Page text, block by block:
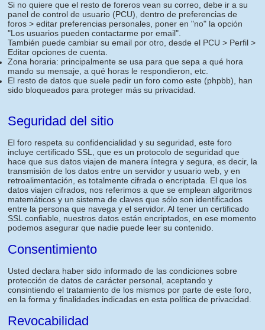
Si no quiere que el resto de foreros vean su correo, debe ir a su
panel de control de usuario (PCU), dentro de preferencias de
foros > editar preferencias personales, poner en "no" la opción
"Los usuarios pueden contactarme por email".
También puede cambiar su email por otro, desde el PCU > Perfil >
Editar opciones de cuenta.
Zona horaria: principalmente se usa para que sepa a qué hora
mando su mensaje, a qué horas le respondieron, etc.
El resto de datos que suele pedir un foro como este (phpbb), han
sido bloqueados para proteger más su privacidad.
Seguridad del sitio
El foro respeta su confidencialidad y su seguridad, este foro
incluye certificado SSL, que es un protocolo de seguridad que
hace que sus datos viajen de manera íntegra y segura, es decir, la
transmisión de los datos entre un servidor y usuario web, y en
retroalimentación, es totalmente cifrada o encriptada. El que los
datos viajen cifrados, nos referimos a que se emplean algoritmos
matemáticos y un sistema de claves que sólo son identificados
entre la persona que navega y el servidor. Al tener un certificado
SSL confiable, nuestros datos están encriptados, en ese momento
podemos asegurar que nadie puede leer su contenido.
Consentimiento
Usted declara haber sido informado de las condiciones sobre
protección de datos de carácter personal, aceptando y
consintiendo el tratamiento de los mismos por parte de este foro,
en la forma y finalidades indicadas en esta política de privacidad.
Revocabilidad